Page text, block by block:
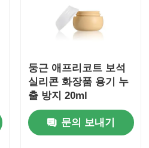
둥근 애프리코트 보석
실리콘 화장품 용기 누
출 방지 20ml
문의 보내기